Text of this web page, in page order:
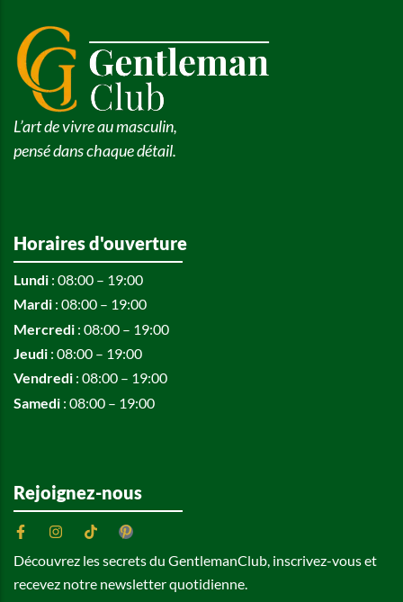
L’art de vivre au masculin,
pensé dans chaque détail.
Horaires d'ouverture
Lundi : 08:00 – 19:00
Mardi : 08:00 – 19:00
Mercredi : 08:00 – 19:00
Jeudi : 08:00 – 19:00
Vendredi : 08:00 – 19:00
Samedi : 08:00 – 19:00
Rejoignez-nous
Découvrez les secrets du GentlemanClub, inscrivez-vous et
recevez notre newsletter quotidienne.